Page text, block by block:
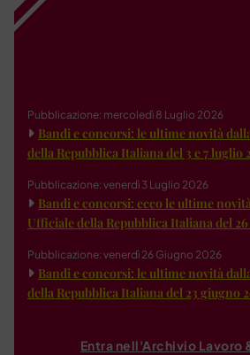
Pubblicazione: mercoledì 8 Luglio 2026
Bandi e concorsi: le ultime novità
della Repubblica Italiana del 3 e 7 luglio
Pubblicazione: venerdì 3 Luglio 2026
Bandi e concorsi: ecco le ultime
Ufficiale della Repubblica Italiana del
Pubblicazione: venerdì 26 Giugno 2026
Bandi e concorsi: le ultime novità
della Repubblica Italiana del 23 giugno
Entra nell'Archivio Lavoro